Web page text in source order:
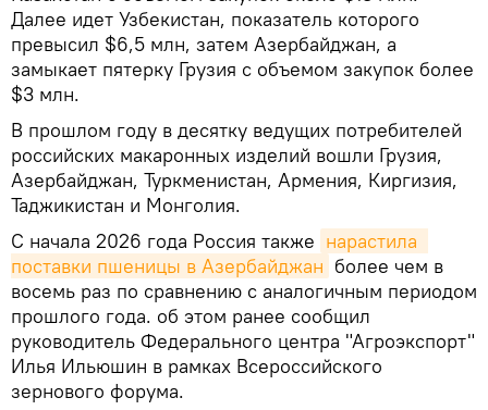
Далее идет Узбекистан, показатель которого
превысил $6,5 млн, затем Азербайджан, а
замыкает пятерку Грузия с объемом закупок более
$3 млн.
В прошлом году в десятку ведущих потребителей
российских макаронных изделий вошли Грузия,
Азербайджан, Туркменистан, Армения, Киргизия,
Таджикистан и Монголия.
С начала 2026 года Россия также нарастила
поставки пшеницы в Азербайджан более чем в
восемь раз по сравнению с аналогичным периодом
прошлого года. об этом ранее сообщил
руководитель Федерального центра "Агроэкспорт"
Илья Ильюшин в рамках Всероссийского
зернового форума.